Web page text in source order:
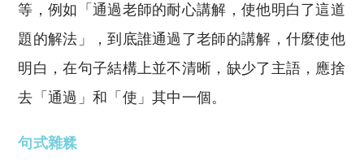
等，例如「通過老師的耐心講解，使他明白了這道
題的解法」，到底誰通過了老師的講解，什麼使他
明白，在句子結構上並不清晰，缺少了主語，應捨
去「通過」和「使」其中一個。
句式雜糅